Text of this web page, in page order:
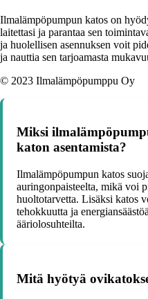
Ilmalämpöpumpun katos on
laitettasi ja parantaa sen
ja huolellisen asennuksen voit
ja nauttia sen tarjoamasta
© 2023 Ilmalämpöpumppu Oy
Miksi
katon asentamista?
Ilmalämpöpumpun katos
auringonpaisteelta, mikä voi
huoltotarvetta. Lisäksi katos
tehokkuutta ja
ääriolosuhteilta.
Mitä hyötyä